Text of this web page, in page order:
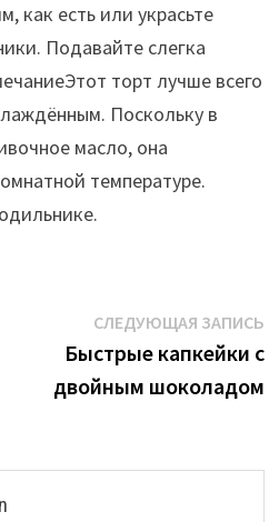
как есть или украсьте
Подавайте слегка
торт лучше всего
Поскольку в
масло, она
температуре.
СЛЕДУЮЩАЯ ЗАПИСЬ
Быстрые капкейки с
двойным шоколадом